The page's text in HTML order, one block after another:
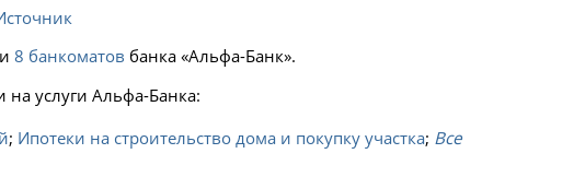
и8 банкоматов банка «Альфа-Банк».
услуги Альфа-Банка:
; Ипотеки на строительство дома и покупку участка; Все